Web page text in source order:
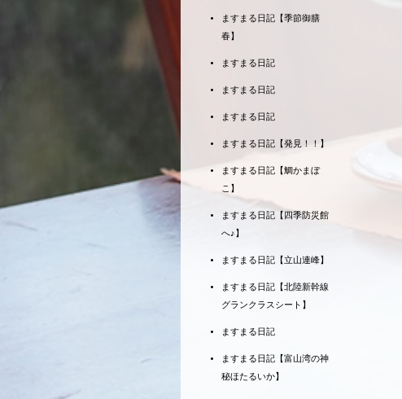
ますまる日記【季節御膳
春】
ますまる日記
ますまる日記
ますまる日記
ますまる日記【発見！！】
ますまる日記【鯛かまぼ
こ】
ますまる日記【四季防災館
へ♪】
ますまる日記【立山連峰】
ますまる日記【北陸新幹線
グランクラスシート】
ますまる日記
ますまる日記【富山湾の神
秘ほたるいか】